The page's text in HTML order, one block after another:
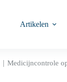
Artikelen
| Medicijncontrole